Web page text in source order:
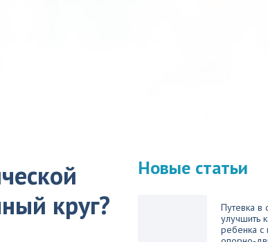
круг?
Новые статьи
Путевка в
улучшить
ребенка с